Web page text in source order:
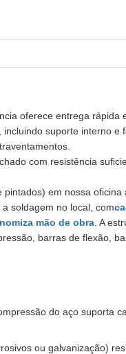
oferece entrega rápida
suporte interno e
com resistência
em nossa oficina
soldagem no local, com
mão de obra . A
barras de flexão,
do aço suporta
ou galvanização)